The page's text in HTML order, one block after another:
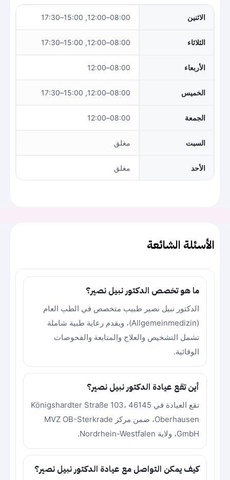
الاثنين 08:00–12:00, 15:00–17:30
الثلاثاء 08:00–12:00, 15:00–17:30
الأربعاء 08:00–12:00
الخميس 08:00–12:00, 15:00–17:30
الجمعة 08:00–12:00
السبت مغلق
الأحد مغلق
الأسئلة الشائعة
ما هو تخصص الدكتور نبيل نصير؟
الدكتور نبيل نصير طبيب متخصص في الطب العام
(Allgemeinmedizin)، ويقدم رعاية طبية شاملة
تشمل التشخيص والعلاج والمتابعة والفحوصات
الوقائية.
أين تقع عيادة الدكتور نبيل نصير؟
تقع العيادة في Königshardter Straße 103، 46145
Oberhausen، ضمن مركز MVZ OB-Sterkrade
GmbH، ولاية Nordrhein-Westfalen.
كيف يمكن التواصل مع عيادة الدكتور نبيل نصير؟